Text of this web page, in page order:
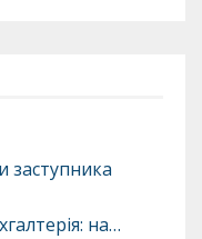
заступника
на…